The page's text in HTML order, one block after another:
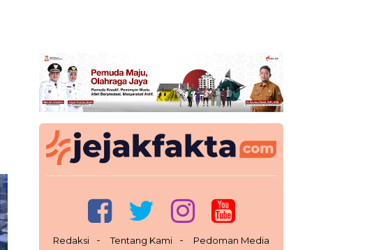
Redaksi Tentang Kami
Pedoman Media